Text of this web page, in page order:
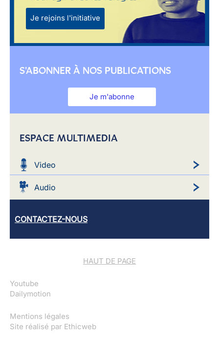
Je rejoins l'initiative
S'ABONNER À NOS PUBLICATIONS
Je m'abonne
ESPACE MULTIMEDIA
Video
Audio
CONTACTEZ-NOUS
HAUT DE PAGE
Youtube
Dailymotion
Mentions légales
Site réalisé par Ethicweb